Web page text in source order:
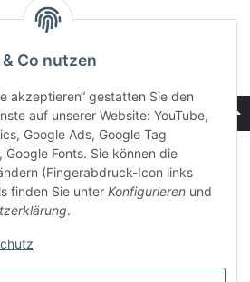
Co nutzen
akzeptieren“ gestatten Sie den
auf unserer Website: YouTube,
Google Ads, Google Tag
Google Fonts. Sie können die
(Fingerabdruck-Icon links
finden Sie unter Konfigurieren und
.